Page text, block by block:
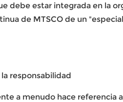
debe estar integrada en la
de MTSCO de un
responsabilidad
a menudo hace referencia